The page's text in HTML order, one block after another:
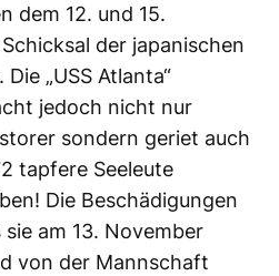
dem 12. und 15.
der japanischen
„USS Atlanta“
jedoch nicht nur
sondern geriet auch
tapfere Seeleute
Die Beschädigungen
am 13. November
von der Mannschaft